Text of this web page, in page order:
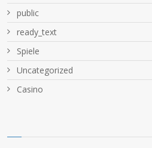
public
ready_text
Spiele
Uncategorized
Сasino